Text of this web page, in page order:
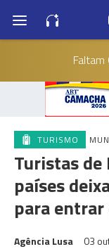
Faltam
TURISMO
Turistas de
países
para
Agência Lusa 03